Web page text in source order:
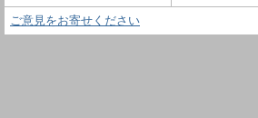
ご意見をお寄せください